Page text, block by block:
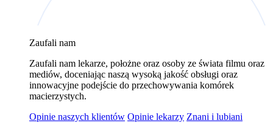
wykorzystywaniem plików cookies w powyższych celach
siedzibą w Warszawie. Niezależnymi administratorami
danych mogą być także nasi partnerzy. Informacje na
temat wykorzystywanych plików cookies i przetwarzania
danych osobowych, w tym o przysługujących prawach,
znajduje się wPolityce Prywatności
Zaufali nam
Zaufali nam lekarze, położne oraz osoby ze świata filmu oraz
mediów, doceniając naszą wysoką jakość obsługi oraz
innowacyjne podejście do przechowywania komórek
macierzystych.
Opinie naszych klientów Opinie lekarzy Znani i lubiani